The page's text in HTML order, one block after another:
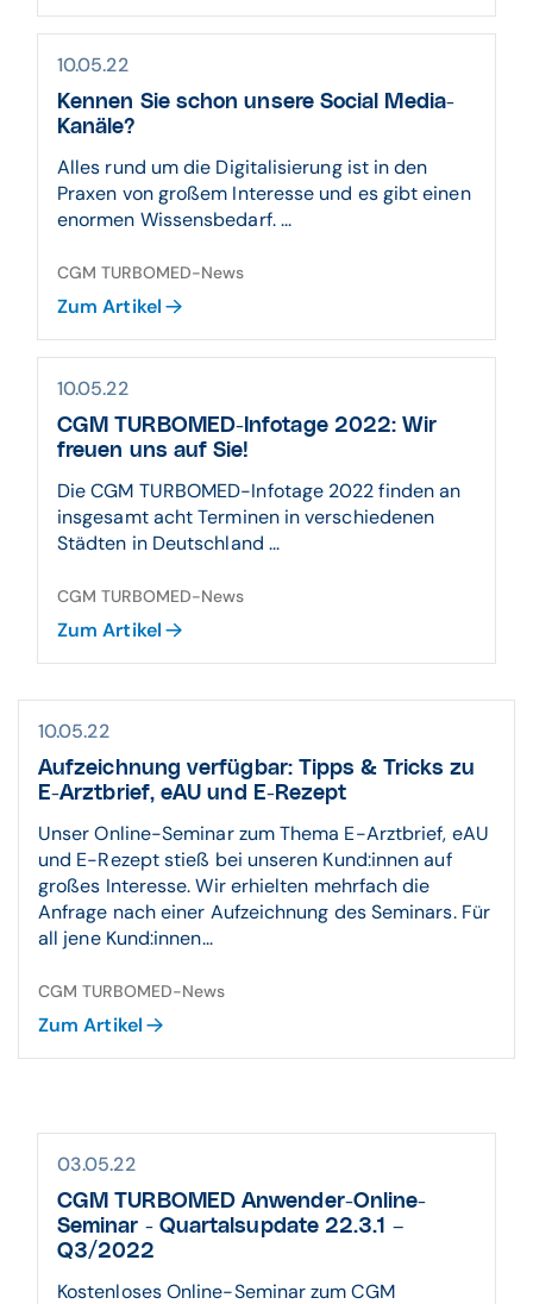
10.05.22
Kennen Sie schon unsere Social Media-
Kanäle?
Alles rund um die Digitalisierung ist in den
Praxen von großem Interesse und es gibt einen
enormen Wissensbedarf. ...
CGM TURBOMED-News
Zum Artikel
10.05.22
CGM TURBOMED-Infotage 2022: Wir
freuen uns auf Sie!
Die CGM TURBOMED-Infotage 2022 finden an
insgesamt acht Terminen in verschiedenen
Städten in Deutschland ...
CGM TURBOMED-News
Zum Artikel
10.05.22
Aufzeichnung verfügbar: Tipps & Tricks zu
E-Arztbrief, eAU und E-Rezept
Unser Online-Seminar zum Thema E-Arztbrief, eAU
und E-Rezept stieß bei unseren Kund:innen auf
großes Interesse. Wir erhielten mehrfach die
Anfrage nach einer Aufzeichnung des Seminars. Für
all jene Kund:innen...
CGM TURBOMED-News
Zum Artikel
03.05.22
CGM TURBOMED Anwender-Online-
Seminar - Quartalsupdate 22.3.1 –
Q3/2022
Kostenloses Online-Seminar zum CGM